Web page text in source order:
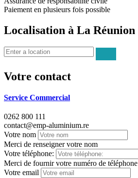
Paiement en plusieurs fois possible
Localisation à La Réunion
Votre contact
Service Commercial
0262 800 111
contact@emp-aluminium.re
Votre nom
Merci de renseigner votre nom
Votre téléphone:
Merci de fournir votre numéro de téléphone
Votre email